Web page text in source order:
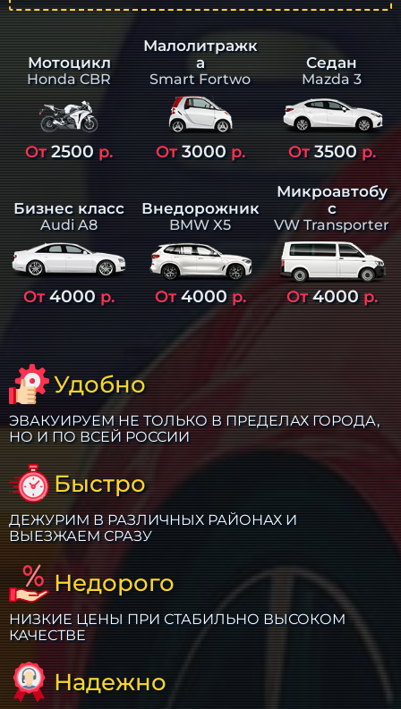
Мотоцикл
Honda CBR
От2500 р.
Малолитражк
а
Smart Fortwo
От3000р.
Седан
Mazda 3
От3500р.
Бизнес класс
Audi A8
От4000 р.
Внедорожник
BMW X5
От4000р.
Микроавтобу
с
VW Transporter
От4000р.
Удобно
ЭВАКУИРУЕМ НЕ ТОЛЬКО В ПРЕДЕЛАХ ГОРОДА,
НО И ПО ВСЕЙ РОССИИ
Быстро
ДЕЖУРИМ В РАЗЛИЧНЫХ РАЙОНАХ И
ВЫЕЗЖАЕМ СРАЗУ
Недорого
НИЗКИЕ ЦЕНЫ ПРИ СТАБИЛЬНО ВЫСОКОМ
КАЧЕСТВЕ
Надежно